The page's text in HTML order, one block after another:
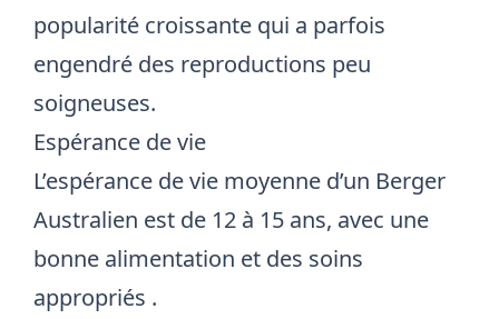
popularité croissante qui a parfois
engendré des reproductions peu
soigneuses.
Espérance de vie
L’espérance de vie moyenne d’un Berger
Australien est de 12 à 15 ans, avec une
bonne alimentation et des soins
appropriés .